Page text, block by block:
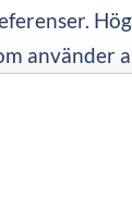
använder